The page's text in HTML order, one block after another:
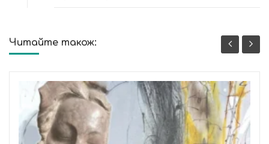
Читайте також: